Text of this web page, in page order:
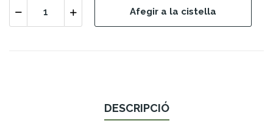
Afegir a la cistella
DESCRIPCIÓ